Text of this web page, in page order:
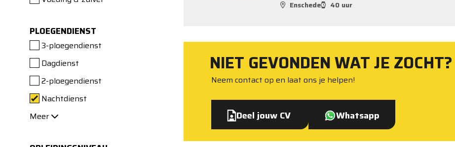
PLOEGENDIENST
3-ploegendienst
Dagdienst
2-ploegendienst
Nachtdienst
Meer
Enschede 40 uur
NIET GEVONDEN WAT JE ZOCHT?
Neem contact op en laat ons je helpen!
Deel jouw CV Whatsapp